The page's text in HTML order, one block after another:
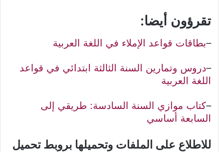
تقرؤون أيضا:
–بطاقات قواعد الإملاء في اللغة العربية
–دروس وتمارين السنة الثالثة ابتدائي في قواعد
اللغة العربية
–كتاب موازي السنة السادسة: طريقي إلى
السابعة أساسي
للاطلاع على الملفات وتحميلها بروبط تحميل